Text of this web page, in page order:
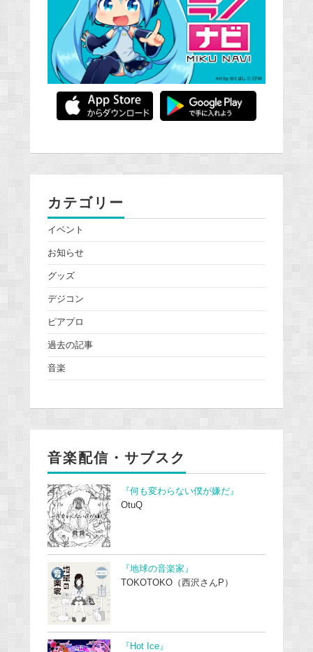
カテゴリー
イベント
お知らせ
グッズ
デジコン
ピアプロ
過去の記事
音楽
音楽配信・サブスク
『何も変わらない僕が嫌だ』
OtuQ
『地球の音楽家』
TOKOTOKO（西沢さんP）
『Hot Ice』